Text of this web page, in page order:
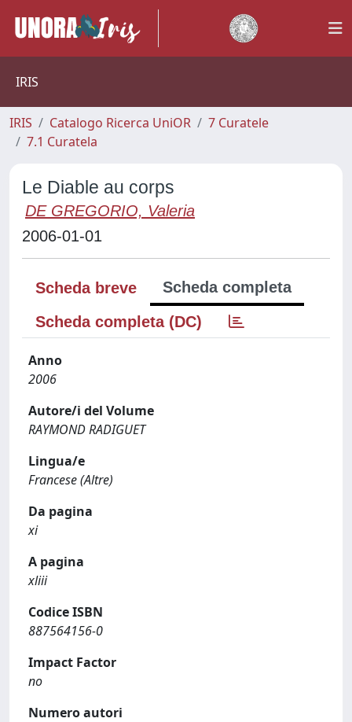
IRIS
IRIS Catalogo Ricerca UniOR
7 Curatele
7.1 Curatela
Le Diable au corps
DE GREGORIO, Valeria
2006-01-01
Scheda breve
Scheda completa
Scheda completa (DC)
Anno
2006
Autore/i del Volume
RAYMOND RADIGUET
Lingua/e
Francese (Altre)
Da pagina
xi
A pagina
xliii
Codice ISBN
887564156-0
Impact Factor
no
Numero autori